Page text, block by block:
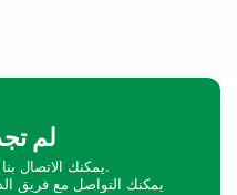
لم
يمكنك الاتصال بنا لمزيد من الجولات أو أشياء أخرى.
يمكنك التواصل مع فريق